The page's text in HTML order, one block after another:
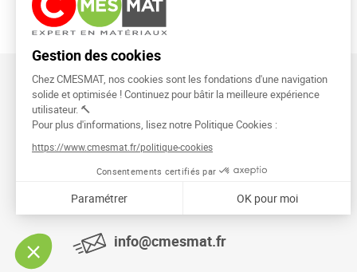
CMESMAT
91026 EVRY COURCOURONNES
info@cmesmat.fr